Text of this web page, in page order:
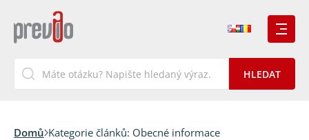
Domů Kategorie článků: Obecné informace